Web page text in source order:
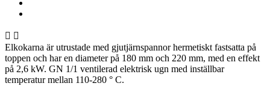
 
Elkokarna är utrustade med gjutjärnspannor hermetiskt fastsatta på
toppen och har en diameter på 180 mm och 220 mm, med en effekt
på 2,6 kW. GN 1/1 ventilerad elektrisk ugn med inställbar
temperatur mellan 110-280 ° C.